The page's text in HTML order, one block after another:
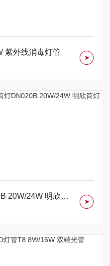
紫外线消毒灯管
飞利浦超薄LED筒灯DN020B 20W/24W 明欣筒灯